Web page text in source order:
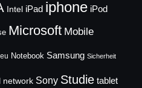
Intel iPad iphone iPod
Microsoft Mobile
Notebook Samsung Sicherheit
network Sony Studie tablet